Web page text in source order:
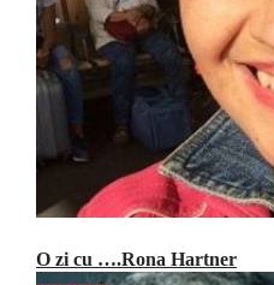
O zi cu ….Rona Hartner